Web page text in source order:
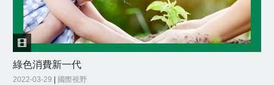
綠色消費新一代
2022-03-29 國際視野